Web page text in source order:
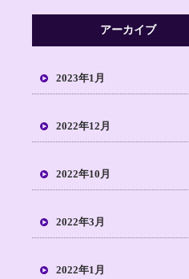
アーカイブ
2023年1月
2022年12月
2022年10月
2022年3月
2022年1月